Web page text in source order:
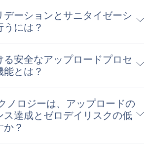
デーションとサニタイゼーシ
うには？
る安全なアップロードプロセ
とは？
ノロジーは、アップロードの
ス達成とゼロデイリスクの低
？